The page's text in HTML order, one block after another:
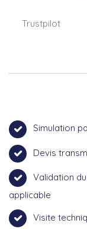
Trustpilot
Simulation
Devis
Validation
applicable
Visite